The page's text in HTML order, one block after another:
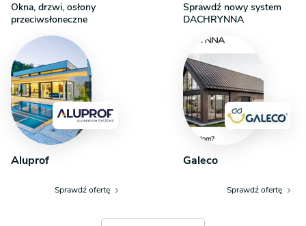
Okna, drzwi, osłony
przeciwsłoneczne
Aluprof
Sprawdź ofertę
Sprawdź nowy system
DACHRYNNA
Galeco
Sprawdź ofertę